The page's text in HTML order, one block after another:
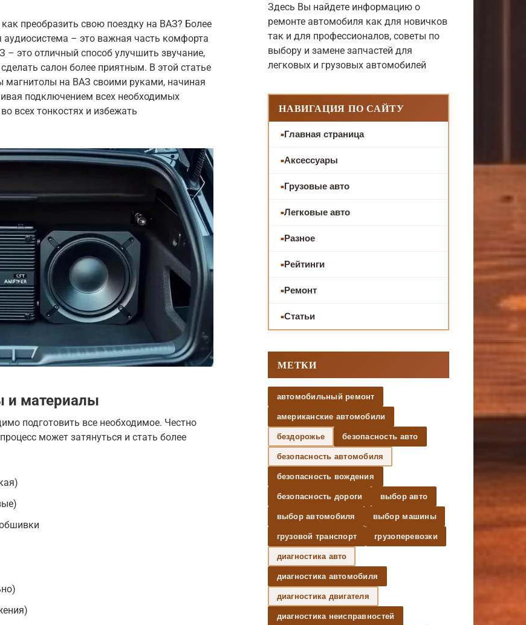
преобразить свою поездку на ВАЗ? Более
аудиосистема – это важная часть комфорта
это отличный способ улучшить звучание,
салон более приятным. В этой статье
на ВАЗ своими руками, начиная
подключением всех необходимых
всех тонкостях и избежать
и материалы
подготовить все необходимое. Честно
может затянуться и стать более
Здесь Вы найдете информацию о
ремонте автомобиля как для новичков
так и для профессионалов, советы по
выбору и замене запчастей для
легковых и грузовых автомобилей
НАВИГАЦИЯ ПО САЙТУ
Главная страница
Аксессуары
Грузовые авто
Легковые авто
Разное
Рейтинги
Ремонт
Статьи
МЕТКИ
автомобильный ремонт
американские автомобили
бездорожье безопасность авто
безопасность автомобиля
безопасность вождения
безопасность дороги выбор авто
выбор автомобиля выбор машины
грузовой транспорт грузоперевозки
диагностика авто
диагностика автомобиля
диагностика двигателя
диагностика неисправностей